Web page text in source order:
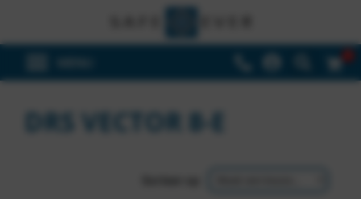
DRS VECTOR 8-E